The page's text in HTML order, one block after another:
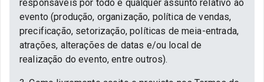
responsáveis por todo e qualquer assunto relativo ao
evento (produção, organização, política de vendas,
precificação, setorização, políticas de meia-entrada,
atrações, alterações de datas e/ou local de
realização do evento, entre outros).